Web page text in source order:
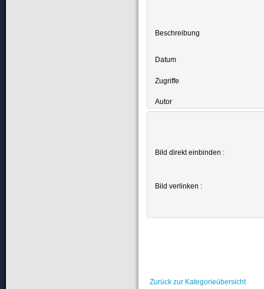
Beschreibung
Datum
Zugriffe
Autor
Bild direkt einbinden :
Bild verlinken :
Zurück zur Kategorieübersicht